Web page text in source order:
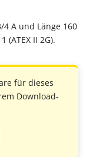
4 A und Länge 160
(ATEX II 2G).
für dieses
Download-